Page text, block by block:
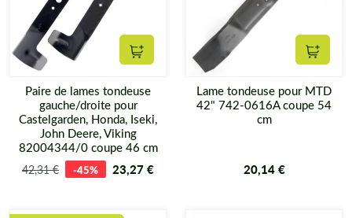
Ajouter au panier
Paire de lames tondeuse
gauche/droite pour
Castelgarden, Honda, Iseki,
John Deere, Viking
82004344/0 coupe 46 cm
42,31 € -45% 23,27 €
Lame tondeuse pour MTD
42" 742-0616A coupe 54
cm
20,14 €